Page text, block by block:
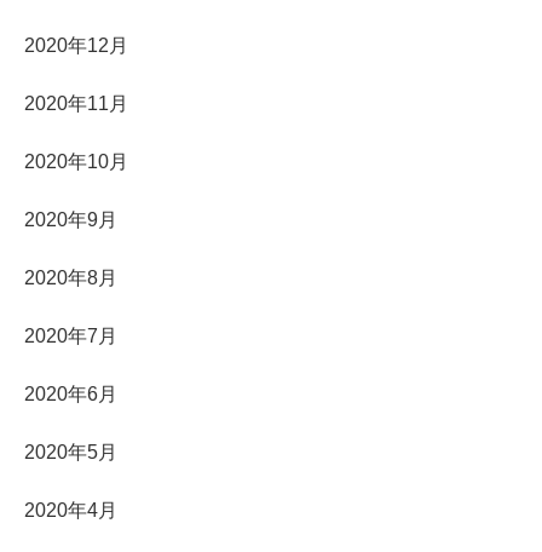
2020年12月
2020年11月
2020年10月
2020年9月
2020年8月
2020年7月
2020年6月
2020年5月
2020年4月